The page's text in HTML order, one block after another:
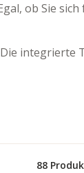
ob Sie
Die integrierte
88